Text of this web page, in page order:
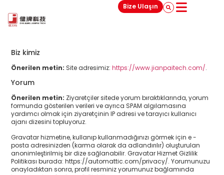
Bize Ulaşın
Biz kimiz
Önerilen metin: Site adresimiz:https://www.jianpaitech.com/.
Yorum
Önerilen metin: Ziyaretçiler sitede yorum bıraktıklarında, yorum
formunda gösterilen verileri ve ayrıca SPAM algılamasına
yardımcı olmak için ziyaretçinin IP adresi ve tarayıcı kullanıcı
ajanı dizesini topluyoruz.
Gravatar hizmetine, kullanıp kullanmadığınızı görmek için e -
posta adresinizden (karma olarak da adlandırılır) oluşturulan
anonimleştirilmiş bir dize sağlanabilir. Gravatar Hizmet Gizlilik
Politikası burada: https://automattic.com/privacy/. Yorumunuzu
onayladıktan sonra, profil resminiz yorumunuz bağlamında